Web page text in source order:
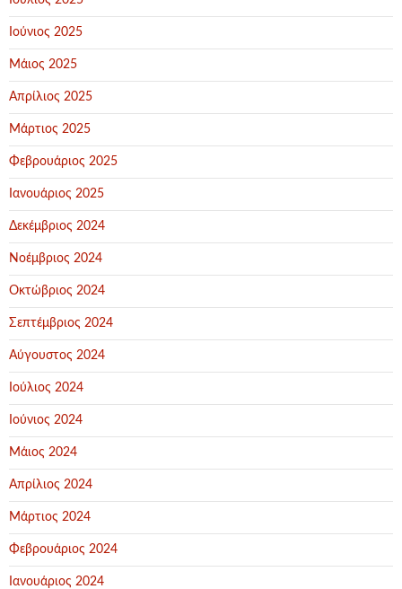
Ιούνιος 2025
Μάιος 2025
Απρίλιος 2025
Μάρτιος 2025
Φεβρουάριος 2025
Ιανουάριος 2025
Δεκέμβριος 2024
Νοέμβριος 2024
Οκτώβριος 2024
Σεπτέμβριος 2024
Αύγουστος 2024
Ιούλιος 2024
Ιούνιος 2024
Μάιος 2024
Απρίλιος 2024
Μάρτιος 2024
Φεβρουάριος 2024
Ιανουάριος 2024